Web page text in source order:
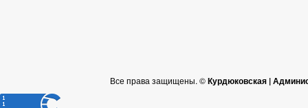
Все права защищены. ©Курдюковская |